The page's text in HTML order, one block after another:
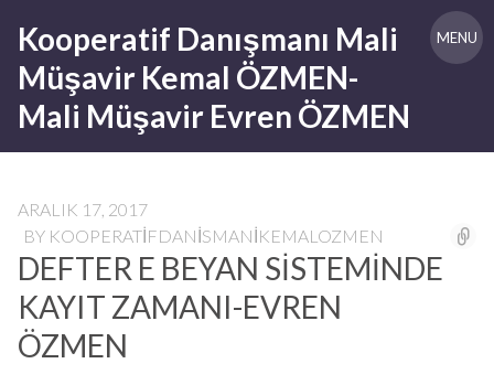
content
Kooperatif Danışmanı Mali
Müşavir Kemal ÖZMEN-
Mali Müşavir Evren ÖZMEN
MENU
ARALIK 17, 2017
BY KOOPERATIFDANISMANIKEMALOZMEN
DEFTER E BEYAN SİSTEMİNDE
KAYIT ZAMANI-EVREN
ÖZMEN